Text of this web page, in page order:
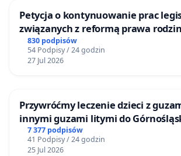
Petycja o kontynuowanie prac
związanych z reformą prawa
830 podpisów
54 Podpisy / 24 godzin
27 Jul 2026
Przywróćmy leczenie dzieci z
innymi guzami litymi do
Centrum Zdrowia Dziecka w
7 377 podpisów
41 Podpisy / 24 godzin
25 Jul 2026